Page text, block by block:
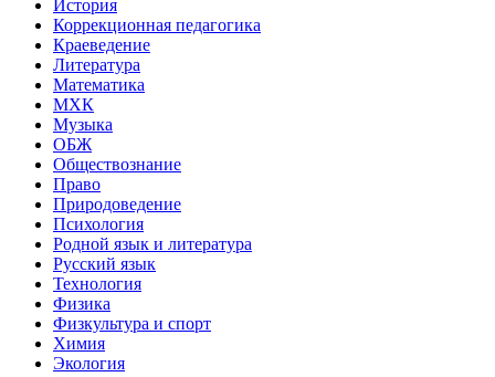
История
Коррекционная педагогика
Краеведение
Литература
Математика
МХК
Музыка
ОБЖ
Обществознание
Право
Природоведение
Психология
Родной язык и литература
Русский язык
Технология
Физика
Физкультура и спорт
Химия
Экология